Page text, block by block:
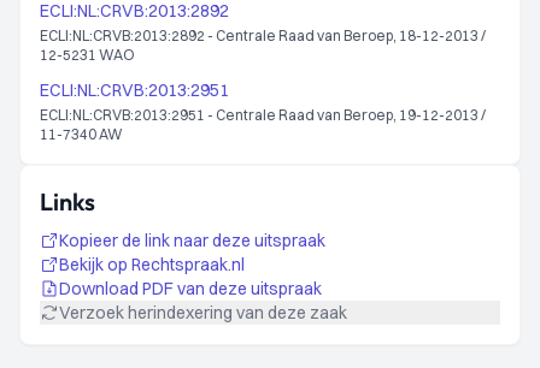
ECLI:NL:CRVB:2013:2892
ECLI:NL:CRVB:2013:2892 - Centrale Raad van Beroep, 18-12-2013 /
12-5231 WAO
ECLI:NL:CRVB:2013:2951
ECLI:NL:CRVB:2013:2951 - Centrale Raad van Beroep, 19-12-2013 /
11-7340 AW
Links
Kopieer de link naar deze uitspraak
Bekijk op Rechtspraak.nl
Download PDF van deze uitspraak
Verzoek herindexering van deze zaak